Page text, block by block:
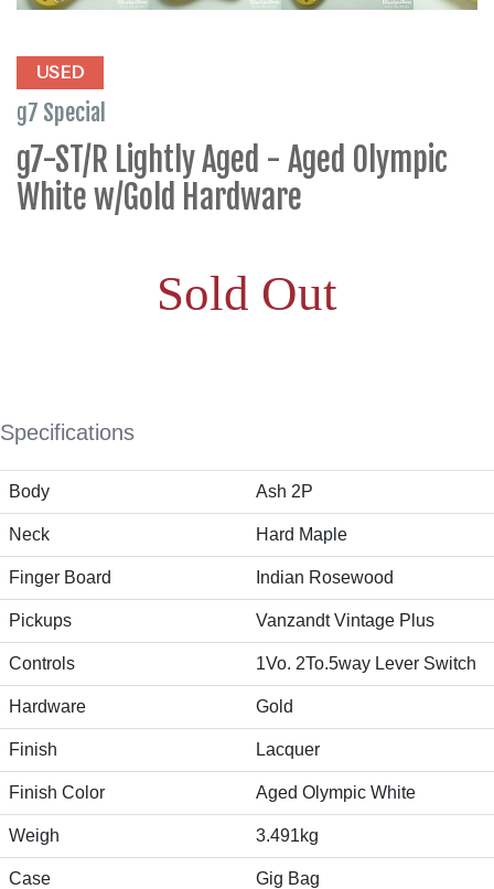
USED
g7 Special
g7-ST/R Lightly Aged - Aged Olympic
White w/Gold Hardware
Sold Out
Specifications
Body Ash 2P
Neck Hard Maple
Finger Board Indian Rosewood
Pickups Vanzandt Vintage Plus
Controls 1Vo. 2To.5way Lever Switch
Hardware Gold
Finish Lacquer
Finish Color Aged Olympic White
Weigh 3.491kg
Case Gig Bag